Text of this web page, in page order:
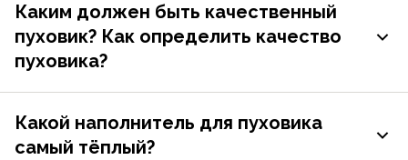
Каким должен быть качественный
пуховик? Как определить качество
пуховика?
Какой наполнитель для пуховика
самый тёплый?